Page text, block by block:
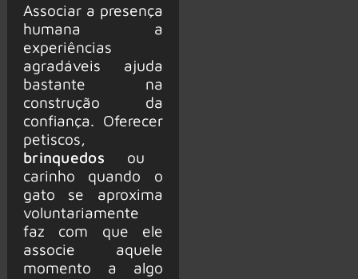
Associar a presença
humana a
experiências
agradáveis ajuda
bastante na
construção da
confiança. Oferecer
petiscos,
brinquedos ou
carinho quando o
gato se aproxima
voluntariamente
faz com que ele
associe aquele
momento a algo